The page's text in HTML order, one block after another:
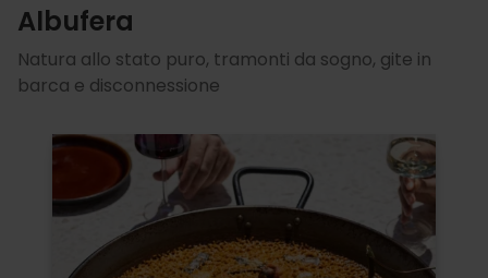
Albufera
Natura allo stato puro, tramonti da sogno, gite in
barca e disconnessione